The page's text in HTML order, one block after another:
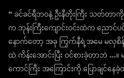
“ ခင်ခင်ရီဘဝနဲ့ ဦးနီတိုးကြီး သတ်တာ
က ဘုန်းကြီးကျောင်းဝင်းထဲက ညောင်ပ
နောက်တော့ အခု ကြွက်နီရဲ့အမေ မလှ
ထဲ ကိန်းအောင်းပြီး ဝင်စားခဲ့တာဘဲ
ကောင်ကြီး အကြောင်းကို ပြောချ